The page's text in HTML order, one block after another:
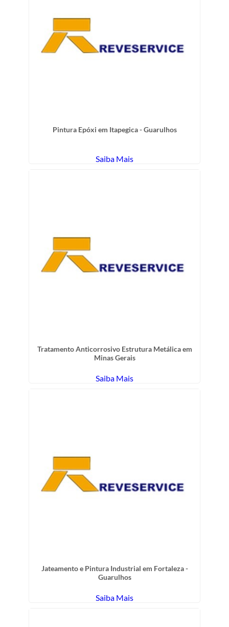
Pintura Epóxi em Itapegica - Guarulhos
Saiba Mais
Tratamento Anticorrosivo Estrutura Metálica em
Minas Gerais
Saiba Mais
Jateamento e Pintura Industrial em Fortaleza -
Guarulhos
Saiba Mais